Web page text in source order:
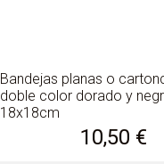
Bandejas planas o
doble color dorado y
18x18cm
10,50 €